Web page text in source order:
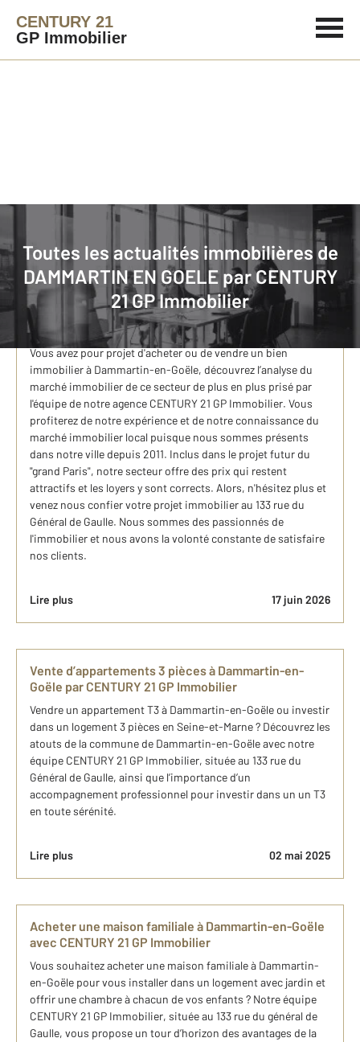
CENTURY 21
GP Immobilier
Toutes les actualités immobilières de
DAMMARTIN EN GOELE parCENTURY
21 GP Immobilier
Actualités immobilières à DAMMARTIN EN GOELE
Quel est le prix immobilier à Dammartin-en-Goële en
2026 ? Découvrez l’analyse du marché ​dammartinois
de Micaël Pires et Gregor Grolleau de CENTURY 21 GP
Immobilier
Vous avez pour projet d'acheter ou de vendre un bien
immobilier à Dammartin-en-Goële, découvrez ​l’analyse du
marché​ immobilier de ce secteur de plus en plus prisé par
l'équipe de notre agence CENTURY 21 GP Immobilier. Vous
profiterez de notre expérience et de notre connaissance du
marché immobilier local puisque nous sommes présents
dans notre ville depuis 2011. Inclus dans le projet futur du
"grand Paris", notre secteur offre des prix qui restent
attractifs et les loyers y sont corrects. Alors, n'hésitez plus et
venez nous confier votre projet immobilier au 133 rue du
Général de Gaulle. Nous sommes des passionnés de
l'immobilier et nous avons la volonté constante de satisfaire
nos clients.
Lire plus 17 juin 2026
Vente d’appartements 3 pièces à Dammartin-en-
Goële par CENTURY 21 GP Immobilier
Vendre un appartement T3 à Dammartin-en-Goële ou investir
dans un logement 3 pièces en Seine-et-Marne ? Découvrez les
atouts de la commune de Dammartin-en-Goële avec notre
équipe CENTURY 21 GP Immobilier, située au 133 rue du
Général de Gaulle, ainsi que l’importance d’un
accompagnement professionnel pour investir dans un un T3
en toute sérénité.
Lire plus 02 mai 2025
Acheter une maison familiale à Dammartin-en-Goële
avec CENTURY 21 GP Immobilier
Vous souhaitez acheter une maison familiale à Dammartin-
en-Goële pour vous installer dans un logement avec jardin et
offrir une chambre à chacun de vos enfants ? Notre équipe
CENTURY 21 GP Immobilier, située au 133 rue du général de
Gaulle, vous propose un tour d’horizon des avantages de la